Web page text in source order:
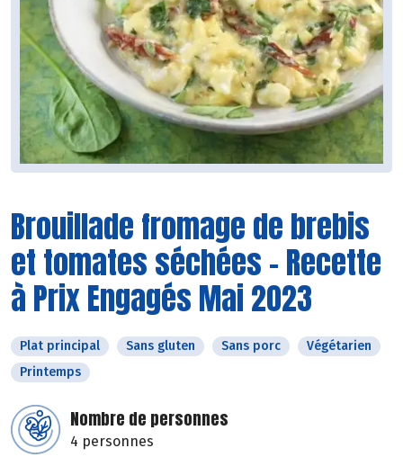
Brouillade fromage de brebis
et tomates séchées - Recette
à Prix Engagés Mai 2023
Plat principal Sans gluten Sans porc
Végétarien
Printemps
Nombre de personnes
4 personnes